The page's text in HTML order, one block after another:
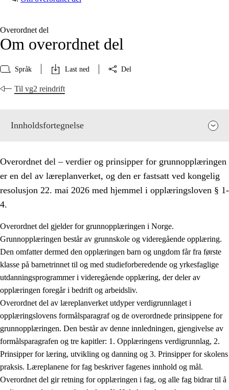
Overordnet del
Om overordnet del
Språk Last ned Del
Til vg2 reindrift
Innholdsfortegnelse
Overordnet del – verdier og prinsipper for grunnopplæringen
er en del av læreplanverket, og den er fastsatt ved kongelig
resolusjon 22. mai 2026 med hjemmel i opplæringsloven § 1-
4.
Overordnet del gjelder for grunnopplæringen i Norge.
Grunnopplæringen består av grunnskole og videregående opplæring.
Den omfatter dermed den opplæringen barn og ungdom får fra første
klasse på barnetrinnet til og med studieforberedende og yrkesfaglige
utdanningsprogrammer i videregående opplæring, der deler av
opplæringen foregår i bedrift og arbeidsliv.
Overordnet del av læreplanverket utdyper verdigrunnlaget i
opplæringslovens formålsparagraf og de overordnede prinsippene for
grunnopplæringen. Den består av denne innledningen, gjengivelse av
formålsparagrafen og tre kapitler: 1. Opplæringens verdigrunnlag, 2.
Prinsipper for læring, utvikling og danning og 3. Prinsipper for skolens
praksis. Læreplanene for fag beskriver fagenes innhold og mål.
Overordnet del gir retning for opplæringen i fag, og alle fag bidrar til å